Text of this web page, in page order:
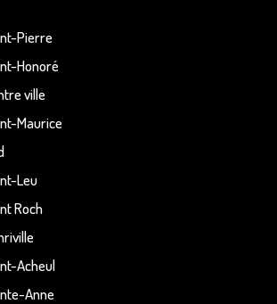
Pierre
Honoré
ville
Maurice
Leu
Roch
Acheul
Anne